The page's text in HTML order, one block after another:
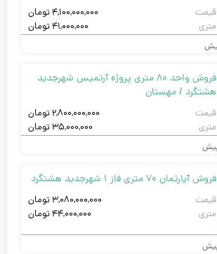
قیمت ۴,۱۰۰,۰۰۰,۰۰۰ تومان
متری
۴۱,۰۰۰,۰۰۰ تومان
فروش واحد 80 متری پروژه آرتمیس شهرجدید
هشتگرد / مهستان
قیمت ۲,۸۰۰,۰۰۰,۰۰۰ تومان
متری
۳۵,۰۰۰,۰۰۰ تومان
فروش آپارتمان 70 متری فاز 1 شهرجدید هشتگرد
قیمت ۳,۰۸۰,۰۰۰,۰۰۰ تومان
متری
۴۴,۰۰۰,۰۰۰ تومان